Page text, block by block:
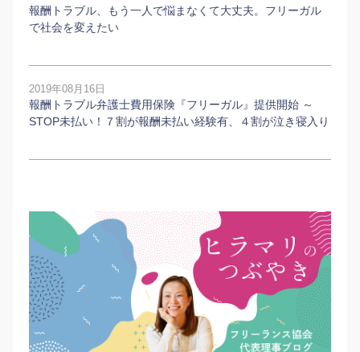
報酬トラブル、もう一人で悩まなくて大丈夫。フリーガル
で社会を変えたい
2019年08月16日
報酬トラブル弁護士費用保険『フリーガル』提供開始 ～
STOP未払い！７割が報酬未払い経験有、４割が泣き寝入り